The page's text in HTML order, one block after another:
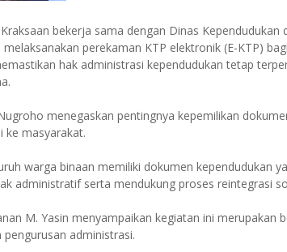
bekerja sama dengan Dinas Kependudukan
perekaman KTP elektronik (E-KTP)
hak administrasi kependudukan tetap
menegaskan pentingnya kepemilikan
ke masyarakat.
warga binaan memiliki dokumen kependudukan
administratif serta mendukung proses reintegrasi
M. Yasin menyampaikan kegiatan ini merupakan
administrasi.